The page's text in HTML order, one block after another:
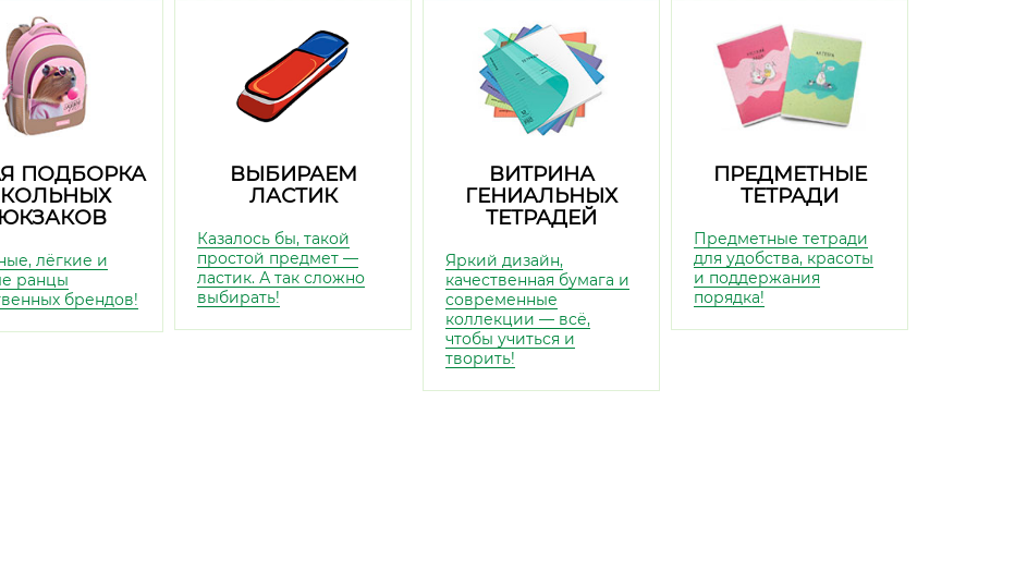
ПОДБОРКА
лёгкие и
ранцы
брендов!
ВЫБИРАЕМ
ЛАСТИК
Казалось бы, такой
простой предмет —
ластик. А так сложно
выбирать!
ВИТРИНА
ГЕНИАЛЬНЫХ
ТЕТРАДЕЙ
Яркий дизайн,
качественная бумага и
современные
коллекции — всё,
чтобы учиться и
творить!
ПРЕДМЕТНЫЕ
ТЕТРАДИ
Предметные тетради
для удобства, красоты
и поддержания
порядка!